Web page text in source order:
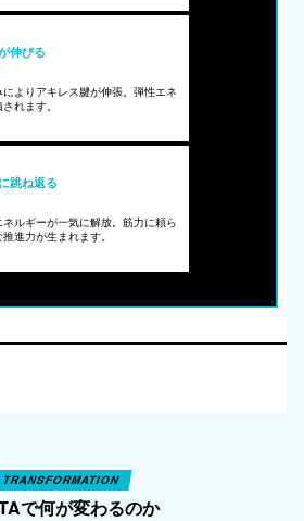
伸びる
よりアキレス腱が伸張。弾性エネ
れます。
跳ね返る
ルギーが一気に解放。筋力に頼ら
進力が生まれます。
TRANSFORMATION
で何が変わるのか